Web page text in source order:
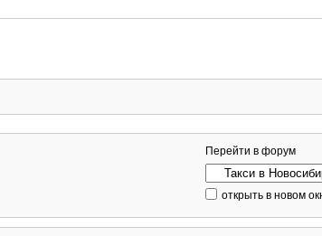
Перейти в форум
открыть в новом